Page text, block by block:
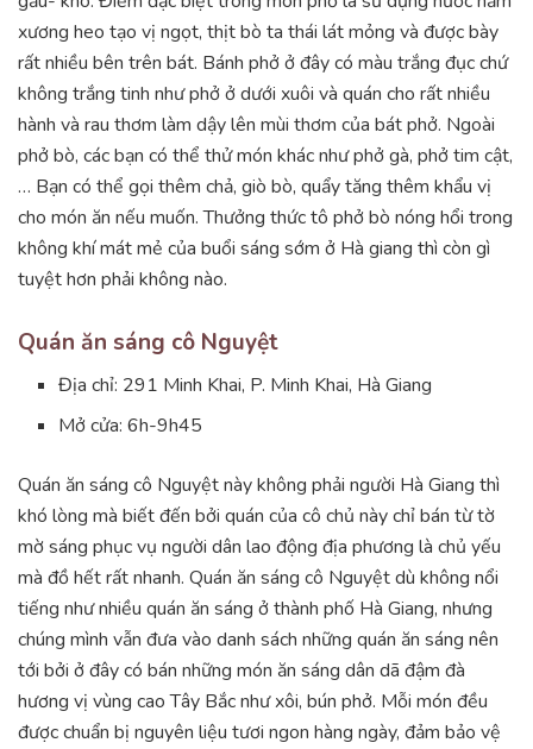
xương heo tạo vị ngọt, thịt bò ta thái lát mỏng và được bày
rất nhiều bên trên bát. Bánh phở ở đây có màu trắng đục chứ
không trắng tinh như phở ở dưới xuôi và quán cho rất nhiều
hành và rau thơm làm dậy lên mùi thơm của bát phở. Ngoài
phở bò, các bạn có thể thử món khác như phở gà, phở tim cật,
… Bạn có thể gọi thêm chả, giò bò, quẩy tăng thêm khẩu vị
cho món ăn nếu muốn. Thưởng thức tô phở bò nóng hổi trong
không khí mát mẻ của buổi sáng sớm ở Hà giang thì còn gì
tuyệt hơn phải không nào.
Quán ăn sáng cô Nguyệt
Địa chỉ: 291 Minh Khai, P. Minh Khai, Hà Giang
Mở cửa: 6h-9h45
Quán ăn sáng cô Nguyệt này không phải người Hà Giang thì
khó lòng mà biết đến bởi quán của cô chủ này chỉ bán từ tờ
mờ sáng phục vụ người dân lao động địa phương là chủ yếu
mà đồ hết rất nhanh. Quán ăn sáng cô Nguyệt dù không nổi
tiếng như nhiều quán ăn sáng ở thành phố Hà Giang, nhưng
chúng mình vẫn đưa vào danh sách những quán ăn sáng nên
tới bởi ở đây có bán những món ăn sáng dân dã đậm đà
hương vị vùng cao Tây Bắc như xôi, bún phở. Mỗi món đều
được chuẩn bị nguyên liệu tươi ngon hàng ngày, đảm bảo vệ